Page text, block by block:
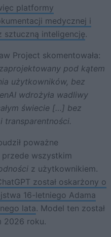
platformy
medycznej i
sztuczną inteligencję.
Project skomentowała:
pod kątem
użytkowników, bez
wdrożyła wadliwy
świecie […] bez
transparentności.
poważne
wszystkim
z użytkownikiem.
został oskarżony o
16-letniego Adama
lata. Model ten został
2026 roku.